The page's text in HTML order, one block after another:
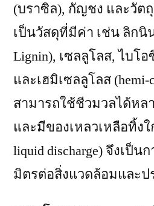
(บราซิล), กัญชง และวัต
เป็นวัสดุที่มีค่า เช่น ลิกนิ
Lignin), เซลลูโลส, ไบโอ
และเฮมิเซลลูโลส (hemi-
สามารถใช้ชีวมวลได้หล
และมีของเหลวเหลือทิ้งใ
liquid discharge) จึงเป็น
มิตรต่อสิ่งแวดล้อมและป